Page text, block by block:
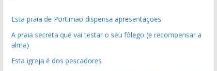
Esta praia de Portimão dispensa apresentações
A praia secreta que vai testar o seu fôlego (e recompensar a
alma)
Esta igreja é dos pescadores